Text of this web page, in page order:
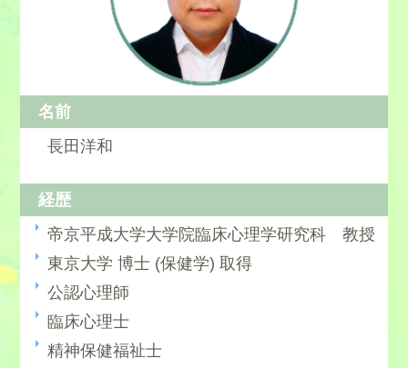
名前
長田洋和
経歴
帝京平成大学大学院臨床心理学研究科 教授
東京大学 博士 (保健学) 取得
公認心理師
臨床心理士
精神保健福祉士